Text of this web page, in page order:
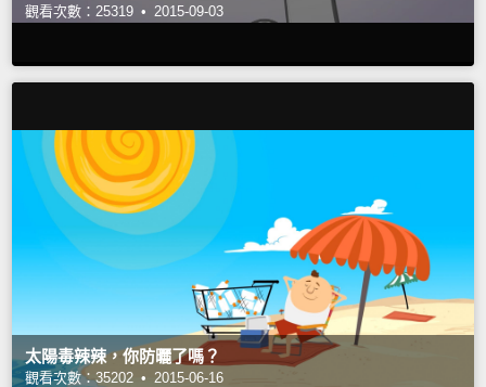
觀看次數：25319 • 2015-09-03
太陽毒辣辣，你防曬了嗎？
觀看次數：35202 • 2015-06-16